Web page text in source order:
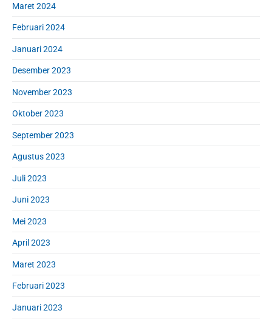
Maret 2024
Februari 2024
Januari 2024
Desember 2023
November 2023
Oktober 2023
September 2023
Agustus 2023
Juli 2023
Juni 2023
Mei 2023
April 2023
Maret 2023
Februari 2023
Januari 2023